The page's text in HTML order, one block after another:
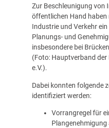
Zur Beschleunigung
öffentlichen Hand haben
Industrie und Verkehr
Planungs- und
insbesondere bei
(Foto: Hauptverband
e.V.).
Dabei konnten folgende
identifiziert werden:
Vorrangregel für